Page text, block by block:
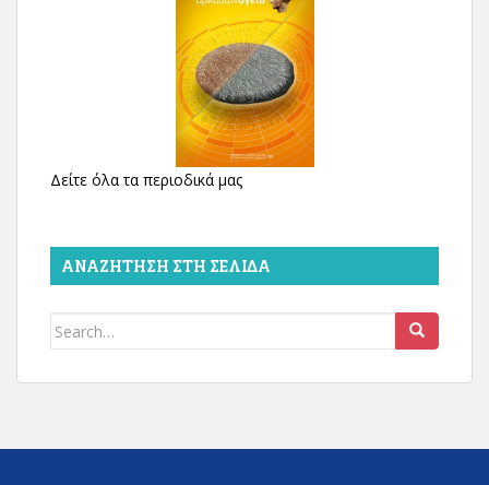
Δείτε όλα τα περιοδικά μας
ΑΝΑΖΉΤΗΣΗ ΣΤΗ ΣΕΛΊΔΑ
Search